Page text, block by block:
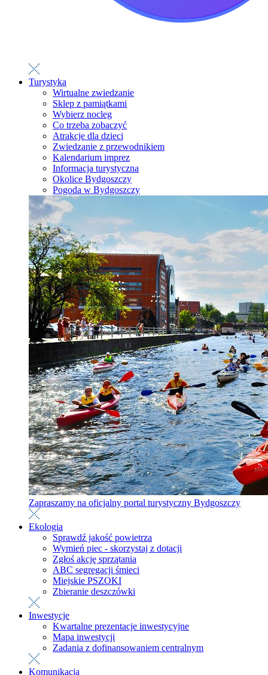
Turystyka
Wirtualne zwiedzanie
Sklep z pamiątkami
Wybierz nocleg
Co trzeba zobaczyć
Atrakcje dla dzieci
Zwiedzanie z przewodnikiem
Kalendarium imprez
Informacja turystyczna
Okolice Bydgoszczy
Pogoda w Bydgoszczy
Zapraszamy na oficjalny portal turystyczny Bydgoszczy
Ekologia
Sprawdź jakość powietrza
Wymień piec - skorzystaj z dotacji
Zgłoś akcję sprzątania
ABC segregacji śmieci
Miejskie PSZOKI
Zbieranie deszczówki
Inwestycje
Kwartalne prezentacje inwestycyjne
Mapa inwestycji
Zadania z dofinansowaniem centralnym
Komunikacja